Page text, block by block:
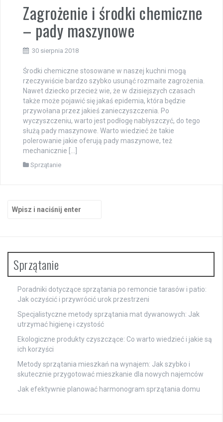
Zagrożenie i środki chemiczne
– pady maszynowe
30 sierpnia 2018
Środki chemiczne stosowane w naszej kuchni mogą
rzeczywiście bardzo szybko usunąć rozmaite zagrożenia.
Nawet dziecko przecież wie, że w dzisiejszych czasach
także może pojawić się jakaś epidemia, która będzie
przywołana przez jakieś zanieczyszczenia. Po
wyczyszczeniu, warto jest podłogę nabłyszczyć, do tego
służą pady maszynowe. Warto wiedzieć że takie
polerowanie jakie oferują pady maszynowe, też
mechanicznie […]
Sprzątanie
Sprzątanie
Poradniki dotyczące sprzątania po remoncie tarasów i patio:
Jak oczyścić i przywrócić urok przestrzeni
Specjalistyczne metody sprzątania mat dywanowych: Jak
utrzymać higienę i czystość
Ekologiczne produkty czyszczące: Co warto wiedzieć i jakie są
ich korzyści
Metody sprzątania mieszkań na wynajem: Jak szybko i
skutecznie przygotować mieszkanie dla nowych najemców
Jak efektywnie planować harmonogram sprzątania domu